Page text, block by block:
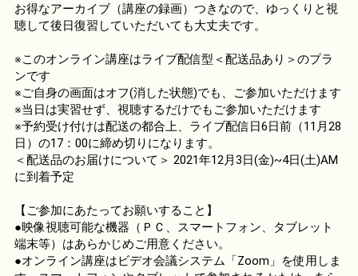
お得なアーカイブ（講座の録画）つきなので、ゆっくりと視
聴して後日復習していただいても大丈夫です。
※このオンライン講座はライブ配信型＜配送品あり＞のプラ
ンです
※ご自身の画面はオフ(消した状態)でも、ご参加いただけます
※当日は実習せず、視聴するだけでもご参加いただけます
※予約受け付けは配送の都合上、ライブ配信日6日前（11月28
日）の17：00に締め切りになります。
＜配送品のお届けについて＞ 2021年12月3日(金)~4日(土)AM
に到着予定
【ご参加にあたってお願いすること】
●映像視聴可能な機器（ＰＣ、スマートフォン、タブレット
端末等）はあらかじめご用意ください。
●オンライン講座はビデオ会議システム「Zoom」を使用しま